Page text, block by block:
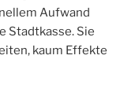
Aufwand
Stadtkasse. Sie
kaum Effekte